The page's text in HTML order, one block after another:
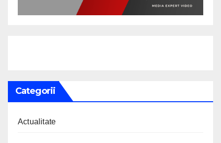
Categorii
Actualitate